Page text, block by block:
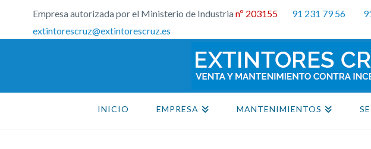
Empresa autorizada por el Ministerio de Industrianº 203155 91 231 79 56
extintorescruz@extintorescruz.es
INICIO EMPRESA MANTENIMIENTOS